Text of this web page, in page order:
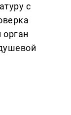
с